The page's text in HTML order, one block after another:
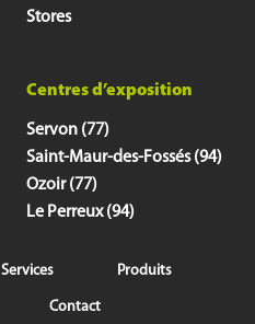
Stores
Centres d’exposition
Servon (77)
Saint-Maur-des-Fossés (94)
Ozoir (77)
Le Perreux (94)
Services Produits
Contact